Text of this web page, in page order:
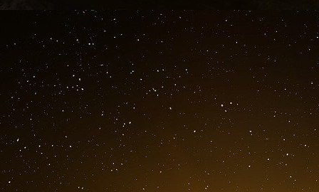
Saber téléphone à Hussam, un Libyen
libyen » qui vit à Londres. Ils parlent de
Saber : Tu as réglé ton problème ? Tu as
Hussam : Rien encore. On ne m’a même
hôtel. C’est un endroit dégoûtant, c’est sale.
Saber : Pire que l’Italie ?
Hussam : Pire. Pire que l’Inde… On croit
encore être un clandestin. Puis ils
rejoindre clandestinement l’Angleterre.
infiltrés en Europe en provenance des